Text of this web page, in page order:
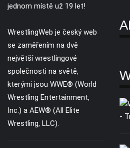
jednom místě už 19 let!
WrestlingWeb je český web
se zaměřením na dvě
největší wrestlingové
společnosti na světě,
kterými jsou WWE® (World
Wrestling Entertainment,
Inc.) a AEW® (All Elite
Wrestling, LLC).